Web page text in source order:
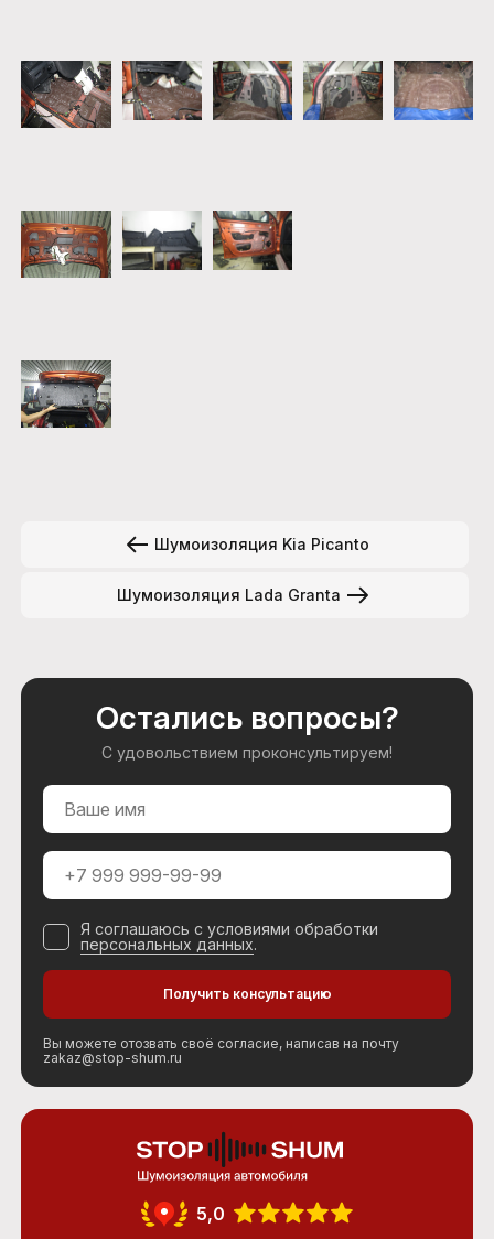
Шумоизоляция Kia Picanto
Шумоизоляция Lada Granta
Остались вопросы?
С удовольствием проконсультируем!
Я соглашаюсь с условиями обработки
персональных данных.
Вы можете отозвать своё согласие, написав на почту
zakaz@stop-shum.ru
5,0